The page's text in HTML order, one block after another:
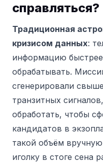
справляться?
Традиционная
кризисом данных:
информацию
обрабатывать.
сгенерировали
транзитных
обработать, чтобы
кандидатов в
такой объём
иголку в стоге сена